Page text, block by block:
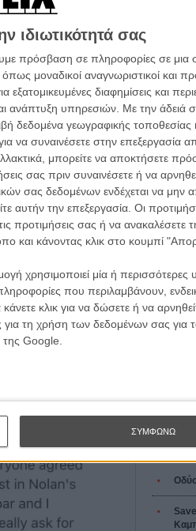
ιδιωτικότητά σας
πρόσβαση σε πληροφορίες σε
μοναδικοί αναγνωριστικοί και
διαφημίσεις και
ανάπτυξη υπηρεσιών. Με την άδειά
δεδομένα γεωγραφικής τοποθεσίας
να συναινέσετε στην επεξεργασία
μπορείτε να αποκτήσετε
σας πριν συναινέσετε ή να
σας δεδομένων ενδέχεται να μην
αυτήν την επεξεργασία. Οι
προτιμήσεις σας ή να ανακαλέσετε
και κάνοντας κλικ στο κουμπί
χρησιμοποιεί μία ή περισσότερες
που περιλαμβάνουν,
κλικ για να δώσετε ή να
για τη χρήση των δεδομένων σας
Google.
ΣΥΜΦΩΝΩ
Οι
Μπέλα
O Ταξιτζής
Taxi
Μάρτιν
Τζορτζ
Οδύσσεια